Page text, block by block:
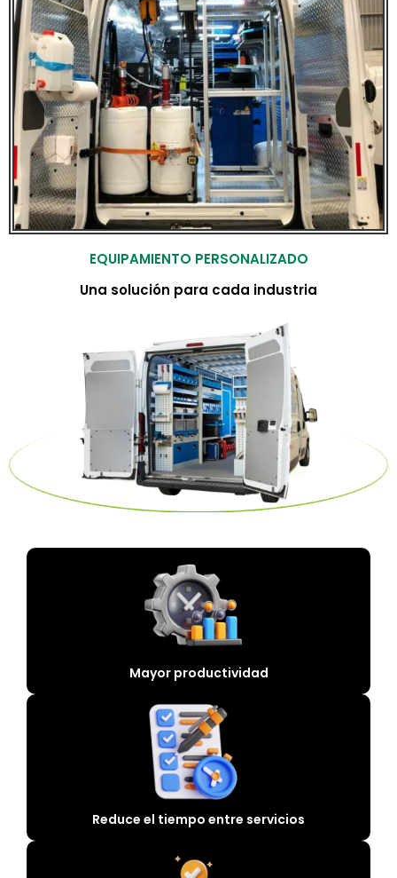
EQUIPAMIENTO PERSONALIZADO
Una solución para cada industria
Mayor productividad
Reduce el tiempo entre servicios